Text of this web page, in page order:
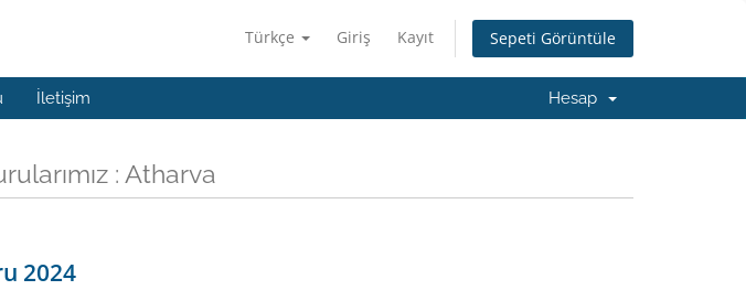
Türkçe Giriş Kayıt Sepeti Görüntüle
İletişim Hesap
: Atharva
2024